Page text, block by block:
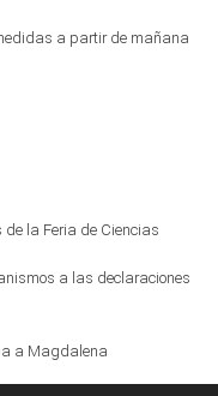
a partir de mañana
de la Feria de Ciencias
a las declaraciones
a Magdalena